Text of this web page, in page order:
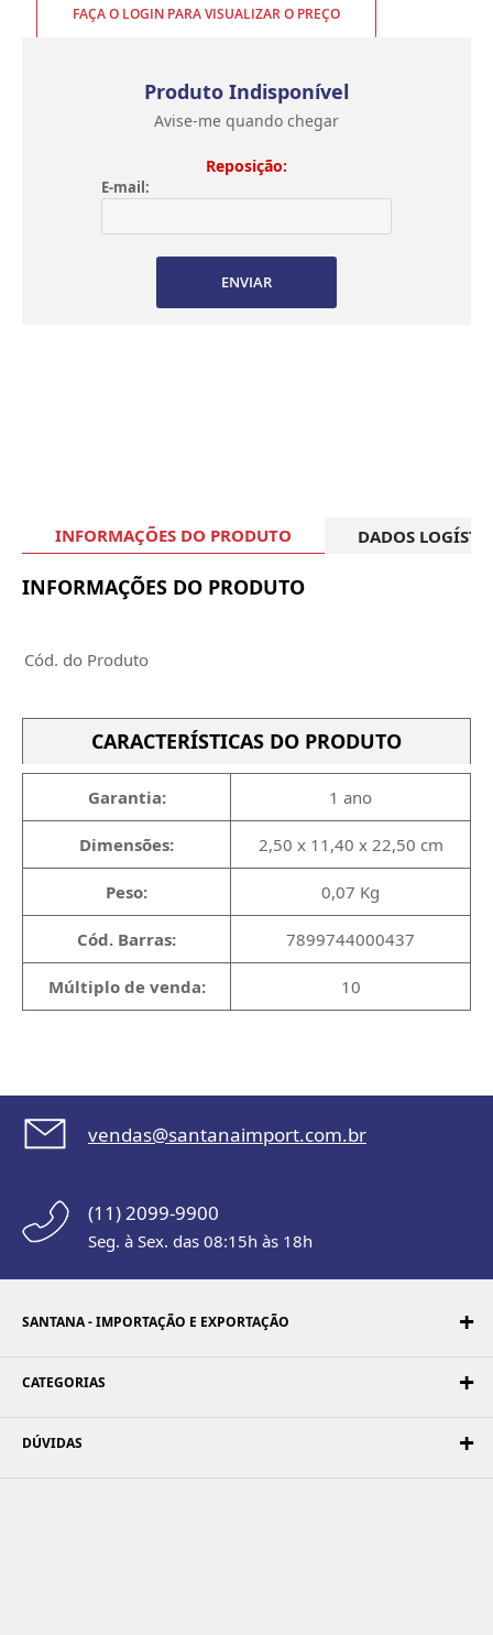
FAÇA O LOGIN PARA VISUALIZAR O PREÇO
Produto Indisponível
Avise-me quando chegar
Reposição:
E-mail:
ENVIAR
INFORMAÇÕES DO PRODUTO DADOS
INFORMAÇÕES DO PRODUTO
Cód. do Produto
CARACTERÍSTICAS DO PRODUTO
Garantia: 1 ano
Dimensões: 2,50 x 11,40 x 22,50 cm
Peso: 0,07 Kg
Cód. Barras: 7899744000437
Múltiplo de venda: 10
vendas@santanaimport.com.br
(11) 2099-9900
Seg. à Sex. das 08:15h às 18h
SANTANA - IMPORTAÇÃO E EXPORTAÇÃO
CATEGORIAS
DÚVIDAS